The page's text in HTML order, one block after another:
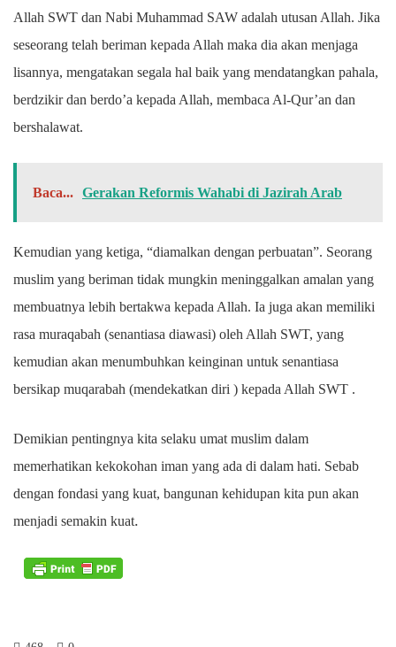
Allah SWT dan Nabi Muhammad SAW adalah utusan Allah. Jika
seseorang telah beriman kepada Allah maka dia akan menjaga
lisannya, mengatakan segala hal baik yang mendatangkan pahala,
berdzikir dan berdo’a kepada Allah, membaca Al-Qur’an dan
bershalawat.
Baca... Gerakan Reformis Wahabi di Jazirah Arab
Kemudian yang ketiga, “diamalkan dengan perbuatan”. Seorang
muslim yang beriman tidak mungkin meninggalkan amalan yang
membuatnya lebih bertakwa kepada Allah. Ia juga akan memiliki
rasa muraqabah (senantiasa diawasi) oleh Allah SWT, yang
kemudian akan menumbuhkan keinginan untuk senantiasa
bersikap muqarabah (mendekatkan diri ) kepada Allah SWT .
Demikian pentingnya kita selaku umat muslim dalam
memerhatikan kekokohan iman yang ada di dalam hati. Sebab
dengan fondasi yang kuat, bangunan kehidupan kita pun akan
menjadi semakin kuat.